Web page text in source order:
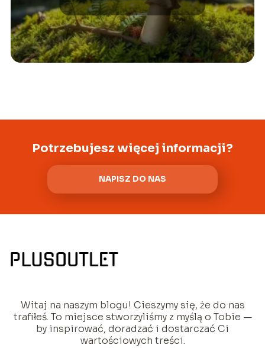
Potrzebujesz więcej informacji?
NAPISZ DO NAS
Witaj na naszym blogu! Cieszymy się, że do nas
trafiłeś. To miejsce stworzyliśmy z myślą o Tobie —
by inspirować, doradzać i dostarczać Ci
wartościowych treści.